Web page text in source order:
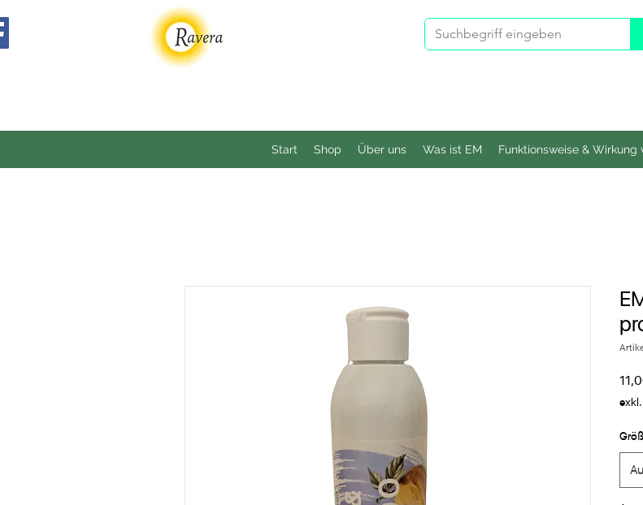
Start Shop Über uns Was ist EM Funktionsweise & Wirkung